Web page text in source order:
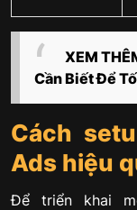
XEM
Cần Biết Để
Cách
Ads hiệu
Để triển khai